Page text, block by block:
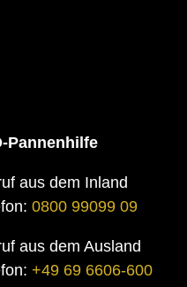
Pannenhilfe
aus dem Inland
0800 99099 09
aus dem Ausland
+49 69 6606-600